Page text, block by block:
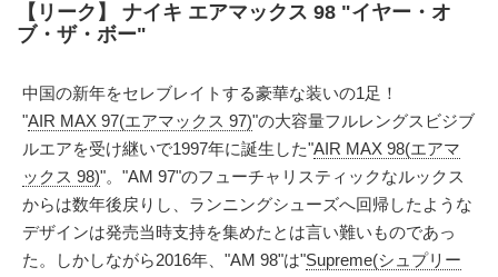
【リーク】 ナイキ エアマックス 98 "イヤー・オ
ブ・ザ・ボー"
中国の新年をセレブレイトする豪華な装いの1足！
"AIR MAX 97(エアマックス 97)"の大容量フルレングスビジブ
ルエアを受け継いで1997年に誕生した"AIR MAX 98(エアマ
ックス 98)"。"AM 97"のフューチャリスティックなルックス
からは数年後戻りし、ランニングシューズへ回帰したような
デザインは発売当時支持を集めたとは言い難いものであっ
た。しかしながら2016年、"AM 98"は"Supreme(シュプリー